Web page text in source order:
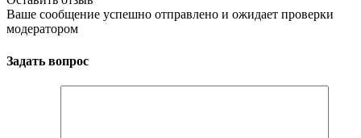
Ваше сообщение успешно отправлено и ожидает проверки
модератором
Задать вопрос